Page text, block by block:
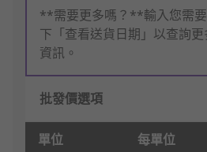
**需要更多嗎？**輸入您需
下「查看送貨日期」以查詢
資訊。
批發價選項
單位 每單位